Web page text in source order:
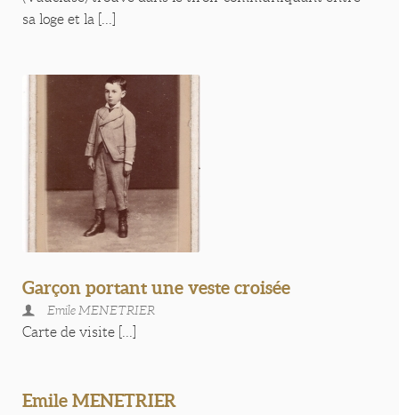
sa loge et la [...]
Garçon portant une veste croisée
Emile MENETRIER
Carte de visite [...]
Emile MENETRIER